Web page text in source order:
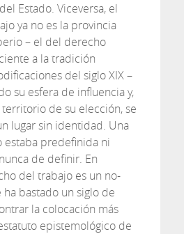
Estado. Viceversa, el
ya no es la provincia
– el del derecho
a la tradición
del siglo XIX –
su esfera de influencia y,
de su elección, se
lugar sin identidad. Una
predefinida ni
de definir. En
del trabajo es un no-
bastado un siglo de
la colocación más
epistemológico de